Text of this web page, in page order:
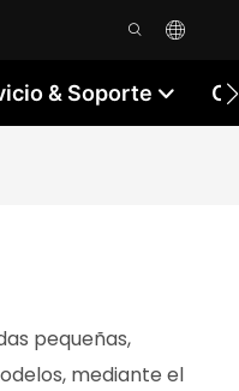
& Soporte
pequeñas,
mediante el